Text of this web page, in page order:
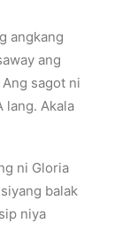
angkang
ang
sagot ni
lang. Akala
ni Gloria
balak
niya